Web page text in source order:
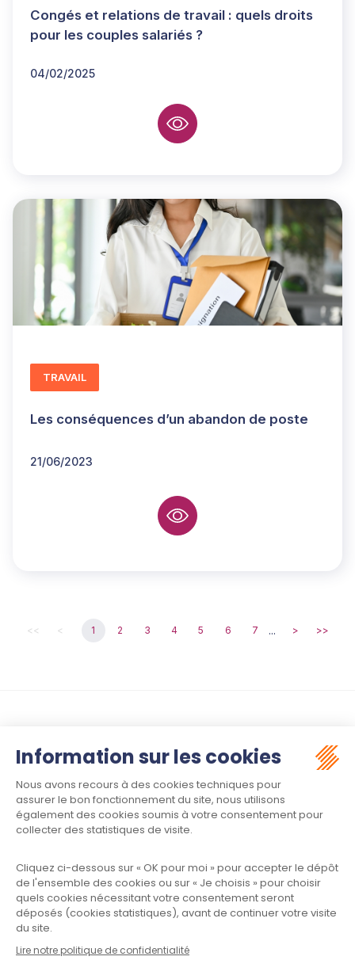
Congés et relations de travail : quels droits
pour les couples salariés ?
04/02/2025
Les conséquences d’un abandon de poste
21/06/2023
TRAVAIL
<< < 1 2 3 4 5 6 7 ... > >>
Suivez-nous :
Meet law - Siège social
34970 LATTES
Plan du site